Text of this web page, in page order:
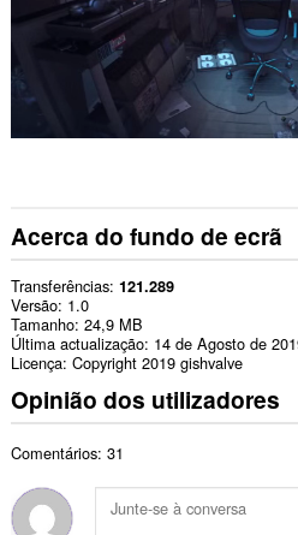
Acerca do fundo de ecrã
Transferências 121.289
Versão 1.0
Tamanho 24,9 MB
Última actualização 14 de Agosto de
Licença Copyright 2019 gishvalve
Opinião dos utilizadores
Comentários: 31